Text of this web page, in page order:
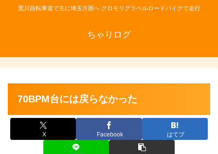
荒川自転車道で主に埼玉方面へ クロモリグラベルロードバイクで走行
ちゃりログ
70BPM台には戻らなかった
X Facebook はてブ